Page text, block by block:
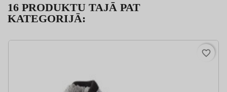
16 PRODUKTU TAJĀ PAT
KATEGORIJĀ:
favorite_border